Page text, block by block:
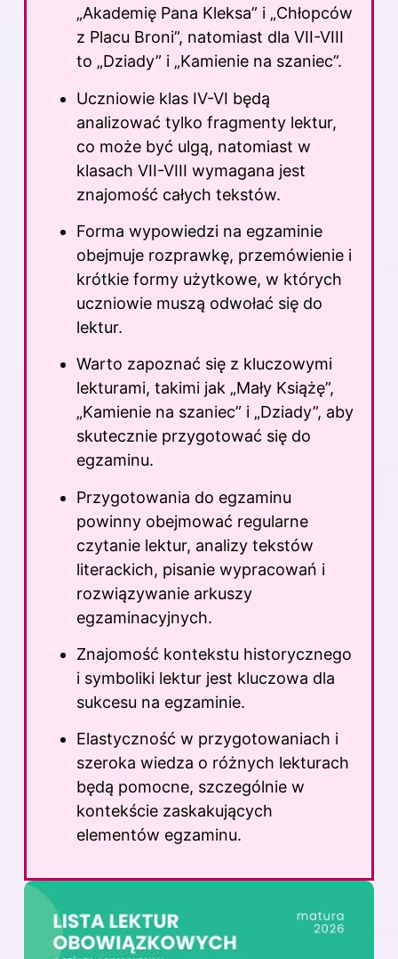
„Akademię Pana Kleksa” i „Chłopców
z Placu Broni”, natomiast dla VII-VIII
to „Dziady” i „Kamienie na szaniec”.
Uczniowie klas IV-VI będą
analizować tylko fragmenty lektur,
co może być ulgą, natomiast w
klasach VII-VIII wymagana jest
znajomość całych tekstów.
Forma wypowiedzi na egzaminie
obejmuje rozprawkę, przemówienie i
krótkie formy użytkowe, w których
uczniowie muszą odwołać się do
lektur.
Warto zapoznać się z kluczowymi
lekturami, takimi jak „Mały Książę”,
„Kamienie na szaniec” i „Dziady”, aby
skutecznie przygotować się do
egzaminu.
Przygotowania do egzaminu
powinny obejmować regularne
czytanie lektur, analizy tekstów
literackich, pisanie wypracowań i
rozwiązywanie arkuszy
egzaminacyjnych.
Znajomość kontekstu historycznego
i symboliki lektur jest kluczowa dla
sukcesu na egzaminie.
Elastyczność w przygotowaniach i
szeroka wiedza o różnych lekturach
będą pomocne, szczególnie w
kontekście zaskakujących
elementów egzaminu.